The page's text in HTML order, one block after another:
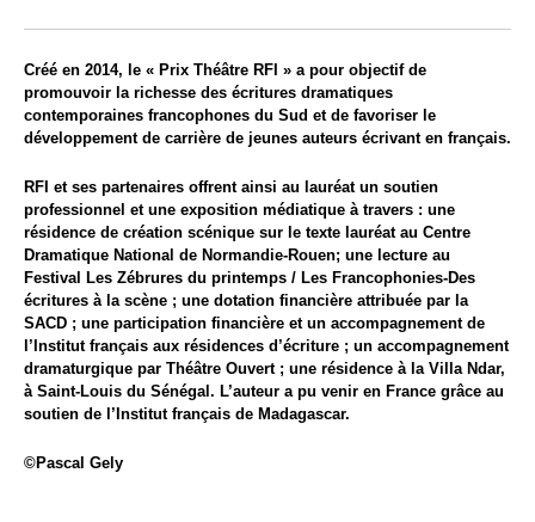
Créé en 2014, le « Prix Théâtre RFI » a pour objectif de
promouvoir la richesse des écritures dramatiques
contemporaines francophones du Sud et de favoriser le
développement de carrière de jeunes auteurs écrivant en français.
RFI et ses partenaires offrent ainsi au lauréat un soutien
professionnel et une exposition médiatique à travers : une
résidence de création scénique sur le texte lauréat au Centre
Dramatique National de Normandie-Rouen; une lecture au
Festival Les Zébrures du printemps / Les Francophonies-Des
écritures à la scène ; une dotation financière attribuée par la
SACD ; une participation financière et un accompagnement de
l’Institut français aux résidences d’écriture ; un accompagnement
dramaturgique par Théâtre Ouvert ; une résidence à la Villa Ndar,
à Saint-Louis du Sénégal. L’auteur a pu venir en France grâce au
soutien de l’Institut français de Madagascar.
©Pascal Gely